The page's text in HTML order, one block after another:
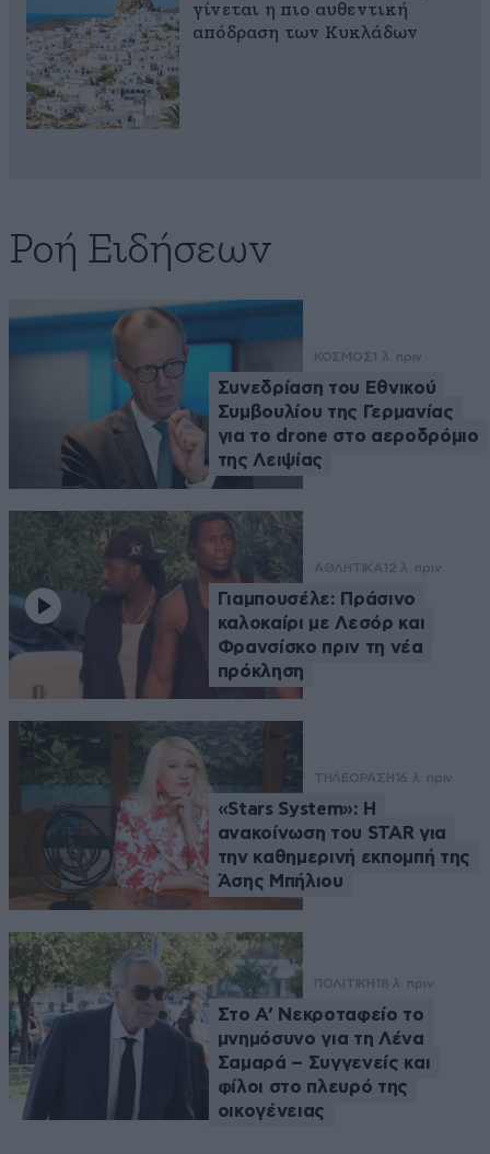
γίνεται η πιο αυθεντική
απόδραση των Κυκλάδων
Ροή Ειδήσεων
ΚΟΣΜΟΣ 1 λ. πριν
Συνεδρίαση του Εθνικού
Συμβουλίου της Γερμανίας
για το drone στο αεροδρόμιο
της Λειψίας
ΑΘΛΗΤΙΚΑ 12 λ. πριν
Γιαμπουσέλε: Πράσινο
καλοκαίρι με Λεσόρ και
Φρανσίσκο πριν τη νέα
πρόκληση
ΤΗΛΕΟΡΑΣΗ 16 λ. πριν
«Stars System»: Η
ανακοίνωση του STAR για
την καθημερινή εκπομπή της
Άσης Μπήλιου
ΠΟΛΙΤΙΚΗ 18 λ. πριν
Στο Α’ Νεκροταφείο το
μνημόσυνο για τη Λένα
Σαμαρά – Συγγενείς και
φίλοι στο πλευρό της
οικογένειας